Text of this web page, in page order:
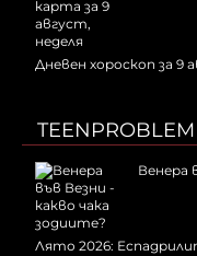
Дневен хороскоп за 9
TEENPROBLEM
Венера
Лято 2026: